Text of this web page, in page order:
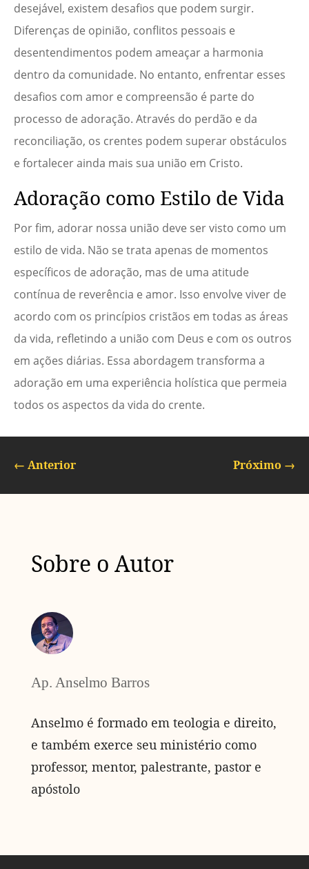
desejável, existem desafios que podem surgir.
Diferenças de opinião, conflitos pessoais e
desentendimentos podem ameaçar a harmonia
dentro da comunidade. No entanto, enfrentar esses
desafios com amor e compreensão é parte do
processo de adoração. Através do perdão e da
reconciliação, os crentes podem superar obstáculos
e fortalecer ainda mais sua união em Cristo.
Adoração como Estilo de Vida
Por fim, adorar nossa união deve ser visto como um
estilo de vida. Não se trata apenas de momentos
específicos de adoração, mas de uma atitude
contínua de reverência e amor. Isso envolve viver de
acordo com os princípios cristãos em todas as áreas
da vida, refletindo a união com Deus e com os outros
em ações diárias. Essa abordagem transforma a
adoração em uma experiência holística que permeia
todos os aspectos da vida do crente.
← Anterior Próximo →
Sobre o Autor
Ap. Anselmo Barros
Anselmo é formado em teologia e direito,
e também exerce seu ministério como
professor, mentor, palestrante, pastor e
apóstolo